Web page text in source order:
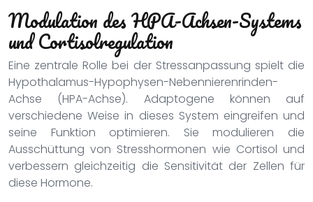
Modulation des HPA-Achsen-Systems
und Cortisolregulation
Eine zentrale Rolle bei der Stressanpassung spielt die
Hypothalamus-Hypophysen-Nebennierenrinden-
Achse (HPA-Achse). Adaptogene können auf
verschiedene Weise in dieses System eingreifen und
seine Funktion optimieren. Sie modulieren die
Ausschüttung von Stresshormonen wie Cortisol und
verbessern gleichzeitig die Sensitivität der Zellen für
diese Hormone.